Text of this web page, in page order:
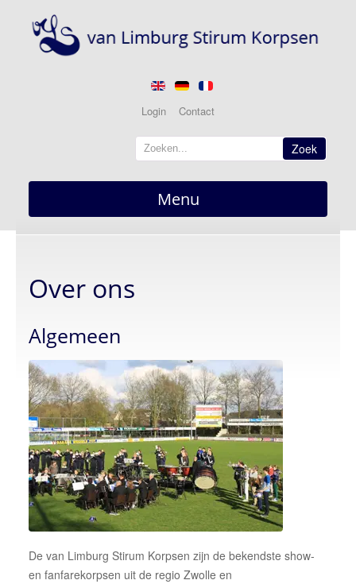
Login Contact
Zoek
Menu
Home
Nieuws
actueel
Berichten
Over ons
onze korpsen
vLS Algemeen
vLS Samen Muziek Maken
vLS Muziekopleiding
MusicKidz
van Limburg Stirum band
Over ons
Algemeen
De van Limburg Stirum Korpsen zijn de bekendste show-
en fanfarekorpsen uit de regio Zwolle en